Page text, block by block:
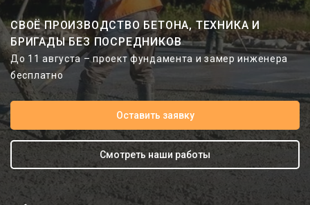
СВОЁ ПРОИЗВОДСТВО БЕТОНА, ТЕХНИКА И
БРИГАДЫ БЕЗ ПОСРЕДНИКОВ
До 11 августа – проект фундамента и замер инженера
бесплатно
Оставить заявку
Смотреть наши работы